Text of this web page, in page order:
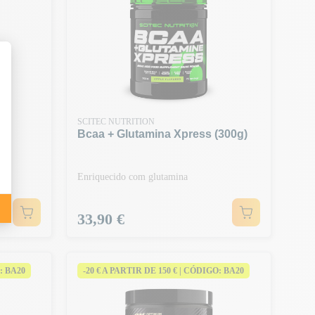
SCITEC NUTRITION
Bcaa + Glutamina Xpress (300g)
Enriquecido com glutamina
Preço
33,90 €
BA20 -20 € A PARTIR DE 150 € | CÓDIGO: BA20